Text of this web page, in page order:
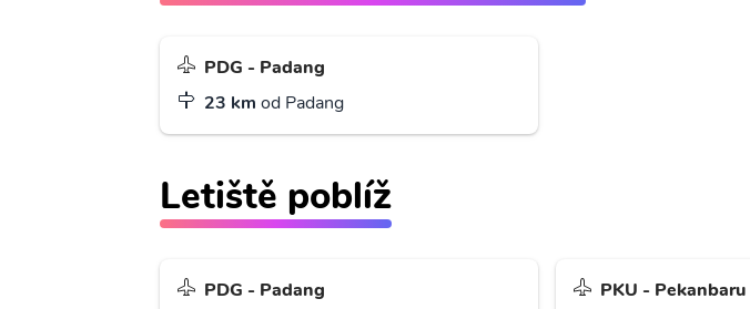
PDG - Padang
23 km od Padang
Letiště poblíž
PDG - Padang
PKU - Pekanbaru